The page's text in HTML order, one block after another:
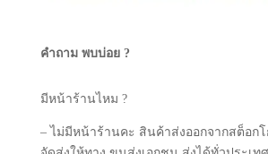
คำถาม พบบ่อย ?
มีหน้าร้านไหม ?
– ไม่มีหน้าร้านคะ สินค้าส่งออกจากสต็อกโ